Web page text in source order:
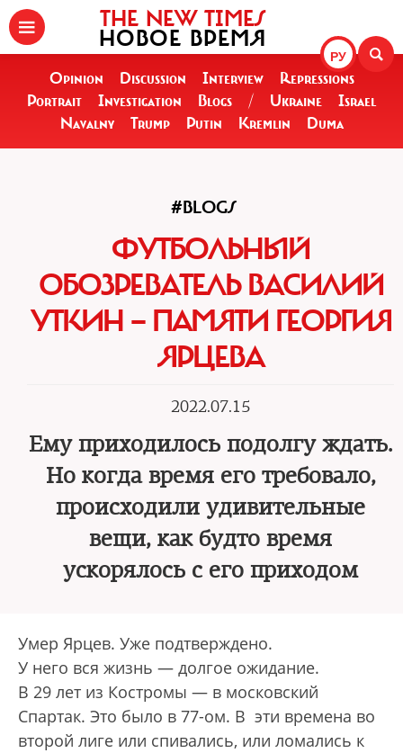
РУ
THE NEW TIMES
НОВОЕ ВРЕМЯ
Opinion Discussion Interview
Repressions
Portrait
Investigation Blogs / Ukraine
Israel
Navalny
Trump Putin Kremlin Duma
#BLOGS
ФУТБОЛЬНЫЙ
ОБОЗРЕВАТЕЛЬ ВАСИЛИЙ
УТКИН — ПАМЯТИ ГЕОРГИЯ
ЯРЦЕВА
2022.07.15
Ему приходилось подолгу ждать.
Но когда время его требовало,
происходили удивительные
вещи, как будто время
ускорялось с его приходом
Умер Ярцев. Уже подтверждено.
У него вся жизнь — долгое ожидание.
В 29 лет из Костромы — в московский
Спартак. Это было в 77-ом. В эти времена во
второй лиге или спивались, или ломались к